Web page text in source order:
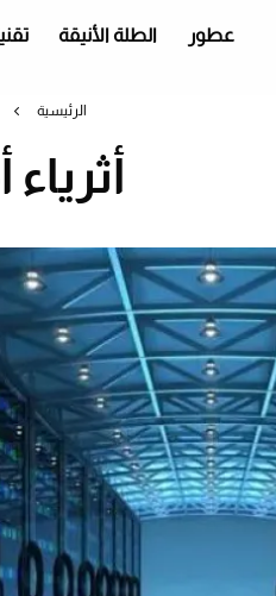
عطور الطلة الأنيقة
الرئيسية
أثرياء